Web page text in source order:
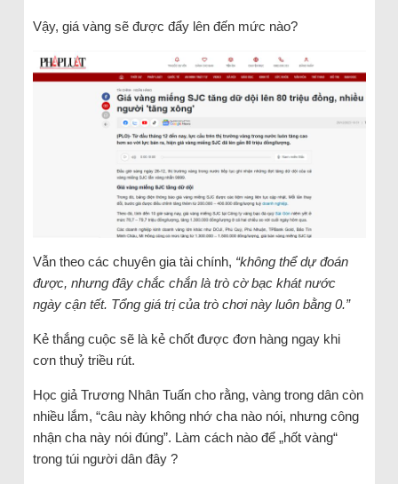
Vậy, giá vàng sẽ được đẩy lên đến mức nào?
Vẫn theo các chuyên gia tài chính, “không thể dự đoán
được, nhưng đây chắc chắn là trò cờ bạc khát nước
ngày cận tết. Tổng giá trị của trò chơi này luôn bằng 0.”
Kẻ thắng cuộc sẽ là kẻ chốt được đơn hàng ngay khi
cơn thuỷ triều rút.
Học giả Trương Nhân Tuấn cho rằng, vàng trong dân còn
nhiều lắm, “câu này không nhớ cha nào nói, nhưng công
nhận cha này nói đúng”. Làm cách nào để „hốt vàng“
trong túi người dân đây ?